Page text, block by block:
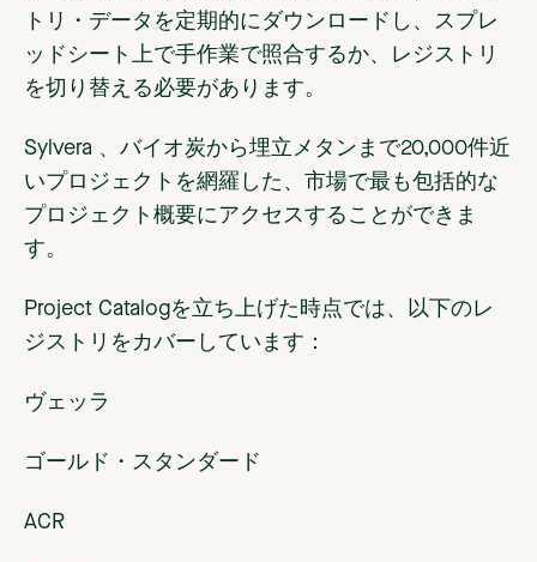
トリ・データを定期的にダウンロードし、スプレ
ッドシート上で手作業で照合するか、レジストリ
を切り替える必要があります。
Sylvera 、バイオ炭から埋立メタンまで20,000件近
いプロジェクトを網羅した、市場で最も包括的な
プロジェクト概要にアクセスすることができま
す。
Project Catalogを立ち上げた時点では、以下のレ
ジストリをカバーしています：
ヴェッラ
ゴールド・スタンダード
ACR